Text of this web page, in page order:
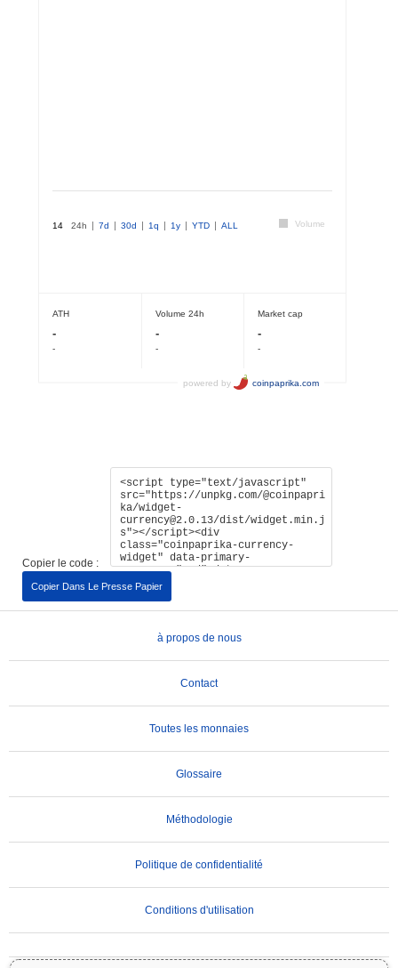
Copier le code :
Copier Dans Le Presse Papier
à propos de nous
Contact
Toutes les monnaies
Glossaire
Méthodologie
Politique de confidentialité
Conditions d'utilisation